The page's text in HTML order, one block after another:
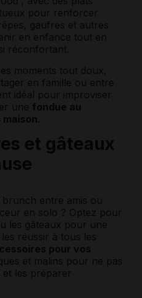
pour renforcer
gaufres et autres
en enfance tout en
réconfortant.
moments tout doux,
en famille ou entre
idéal pour improviser
une fondue au
et gâteaux
entre amis ou
en solo ? Optez pour
les gâteaux pour une
réussir à tous les
pour vos
et malins pour ne pas
les préparer